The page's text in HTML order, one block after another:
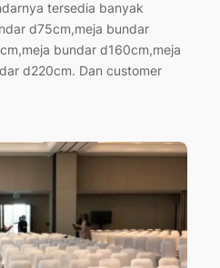
tersedia banyak
d75cm,meja bundar
bundar d160cm,meja
d220cm. Dan customer